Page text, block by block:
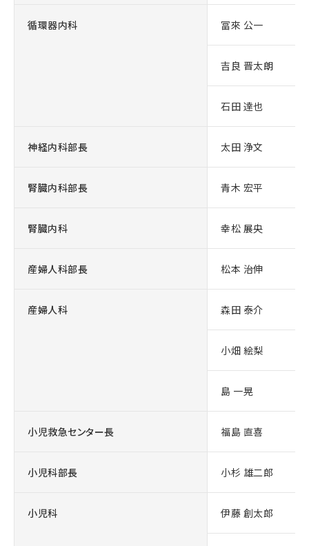
循環器内科 冨來 公一
吉良 晋太朗
石田 達也
神経内科部長 太田 浄文
腎臓内科部長 青木 宏平
腎臓内科 幸松 展央
産婦人科部長 松本 治伸
産婦人科 森田 泰介
小畑 絵梨
島 一晃
小児救急センター長 福島 直喜
小児科部長 小杉 雄二郎
小児科 伊藤 創太郎